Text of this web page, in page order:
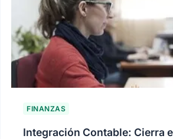
FINANZAS
Integración Contable: Cierra